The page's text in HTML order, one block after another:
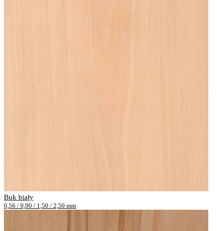
Buk biały
0,56 / 0,90 / 1,50 / 2,50 mm